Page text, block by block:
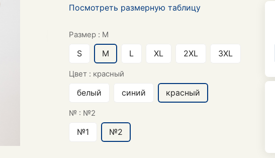
Посмотреть размерную таблицу
Размер : M
S M L XL 2XL 3XL
Цвет : красный
белый синий красный
№ : №2
№1 №2